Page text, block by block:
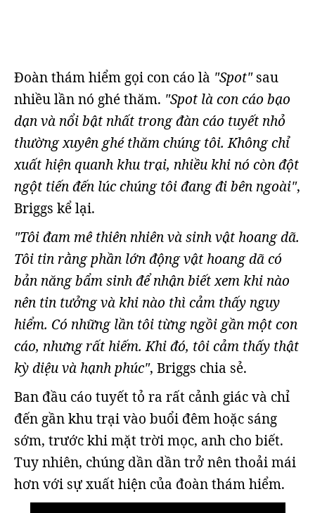
Đoàn thám hiểm gọi con cáo là "Spot"sau
nhiều lần nó ghé thăm. "Spot là con cáo bạo
dạn và nổi bật nhất trong đàn cáo tuyết nhỏ
thường xuyên ghé thăm chúng tôi. Không chỉ
xuất hiện quanh khu trại, nhiều khi nó còn đột
ngột tiến đến lúc chúng tôi đang đi bên ngoài",
Briggs kể lại.
"Tôi đam mê thiên nhiên và sinh vật hoang dã.
Tôi tin rằng phần lớn động vật hoang dã có
bản năng bẩm sinh để nhận biết xem khi nào
nên tin tưởng và khi nào thì cảm thấy nguy
hiểm. Có những lần tôi từng ngồi gần một con
cáo, nhưng rất hiếm. Khi đó, tôi cảm thấy thật
kỳ diệu và hạnh phúc", Briggs chia sẻ.
Ban đầu cáo tuyết tỏ ra rất cảnh giác và chỉ
đến gần khu trại vào buổi đêm hoặc sáng
sớm, trước khi mặt trời mọc, anh cho biết.
Tuy nhiên, chúng dần dần trở nên thoải mái
hơn với sự xuất hiện của đoàn thám hiểm.